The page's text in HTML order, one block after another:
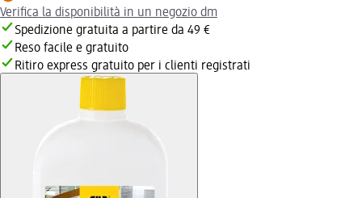
Verifica la disponibilità in un negozio dm
Spedizione gratuita a partire da 49 €
Reso facile e gratuito
Ritiro express gratuito per i clienti registrati